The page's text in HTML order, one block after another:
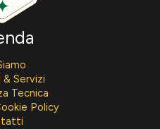
Servizi
Tecnica
Policy